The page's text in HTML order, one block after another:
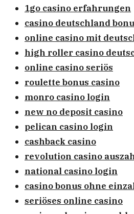
1go casino erfahrungen
casino deutschland
online casino mit
high roller casino
online casino seriös
roulette bonus casino
monro casino login
new no deposit casino
pelican casino login
cashback casino
revolution casino
national casino login
casino bonus ohne
seriöses online casino